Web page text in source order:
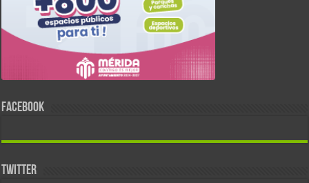
FACEBOOK
TWITTER